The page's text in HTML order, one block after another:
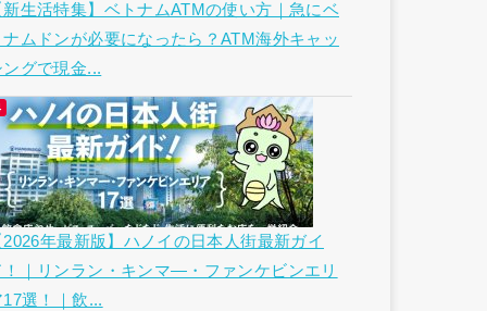
新生活特集】ベトナムATMの使い方｜急にベ
ナムドンが必要になったら？ATM海外キャッ
ングで現金...
2026年最新版】ハノイの日本人街最新ガイ
！｜リンラン・キンマ―・ファンケビンエリ
17選！｜飲...